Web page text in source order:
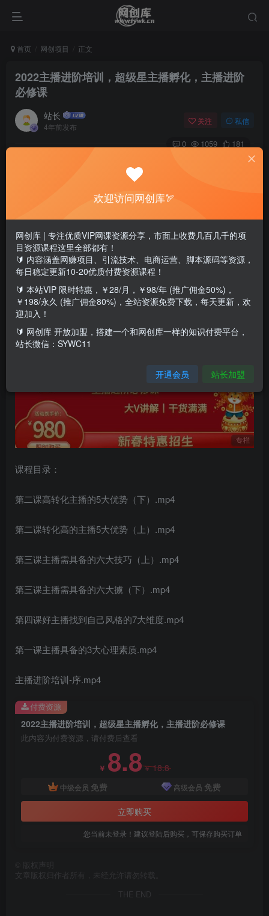
首页 网创项目 正文
2022主播进阶培训，超级星主播孵化，主播进阶
必修课
站长
4年前发布
关注 私信
0 1059 181
2022主播进阶培训，超级星主播孵化，主播进阶必修课
放眼望去，目前整个电商直播行业最紧缺的人才之一就是主
不想被选择你需要一门专业的抖音主播培训进阶课，课程由
行业资深讲师莫愁精心打磨
课程目录：
第二课高转化主播的5大优势（下）.mp4
第二课转化高的主播5大优势（上）.mp4
第三课主播需具备的六大技巧（上）.mp4
第三课主播需具备的六大擄（下）.mp4
第四课好主播找到自己风格的7大维度.mp4
第一课主播具备的3大心理素质.mp4
主播进阶培训-序.mp4
2022主播进阶培训，超级星主播孵化，主播进阶必修课
此内容为付费资源，请付费后查看
￥ 8.8￥18.8
中级会员 免费 高级会员 免费
立即购买
您当前未登录！建议登陆后购买，可保存购买订单
付费资源
版权声明
文章版权归作者所有，未经允许请勿转载。
THE END
欢迎访问网创库🏹
网创库 | 专注优质VIP网课资源分享，市面上收费几百几千的项
目资源课程这里全部都有！
🔰 内容涵盖网赚项目、引流技术、电商运营、脚本源码等资源，
每日稳定更新10-20优质付费资源课程！
🔰 本站VIP 限时特惠，￥28/月，￥98/年 (推广佣金50%)，
￥198/永久 (推广佣金80%)，全站资源免费下载，每天更新，欢
迎加入！
🔰 网创库 开放加盟，搭建一个和网创库一样的知识付费平台，
站长微信：SYWC11
开通会员 站长加盟